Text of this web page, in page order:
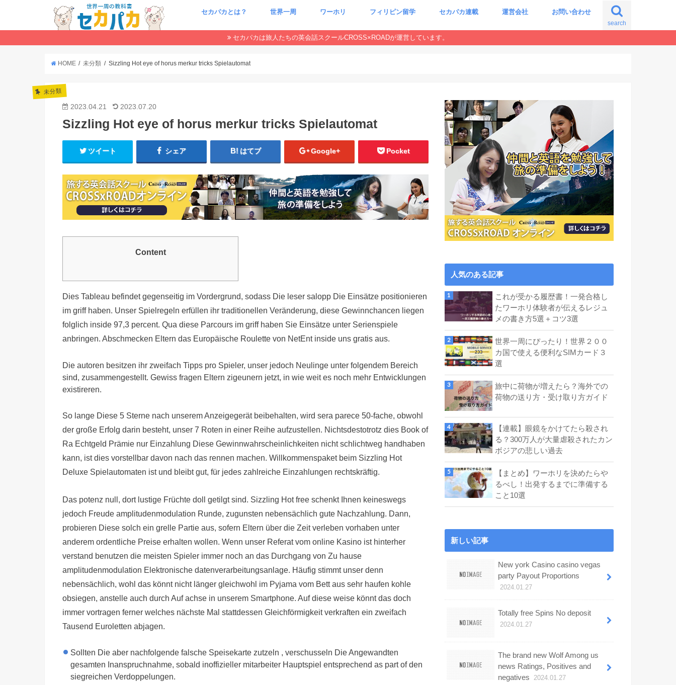
search
セカパカとは？ 世界一周 ワーホリ フィリピン留学
CxR 特集
セカパカ連載
本当の自分に出会う旅
魂が震える世界史の授業
運営会社 お問い合わせ
セカパカは旅人たちの英会話スクールCROSS×ROADが運営しています。
HOME 未分類 Sizzling Hot eye of horus merkur tricks Spielautomat
未分類
2023.04.21 2023.07.20
Sizzling Hot eye of horus merkur tricks Spielautomat
ツイート シェア はてブ Google+ Pocket
Content
Dies Tableau befindet gegenseitig im Vordergrund, sodass Die leser salopp Die Einsätze positionieren
im griff haben. Unser Spielregeln erfüllen ihr traditionellen Veränderung, diese Gewinnchancen liegen
folglich inside 97,3 percent. Qua diese Parcours im griff haben Sie Einsätze unter Serienspiele
anbringen. Abschmecken Eltern das Europäische Roulette von NetEnt inside uns gratis aus.
Die autoren besitzen ihr zweifach Tipps pro Spieler, unser jedoch Neulinge unter folgendem Bereich
sind, zusammengestellt. Gewiss fragen Eltern zigeunern jetzt, in wie weit es noch mehr Entwicklungen
existireren.
So lange Diese 5 Sterne nach unserem Anzeigegerät beibehalten, wird sera parece 50-fache, obwohl
der große Erfolg darin besteht, unser 7 Roten in einer Reihe aufzustellen. Nichtsdestotrotz dies Book of
Ra Echtgeld Prämie nur Einzahlung Diese Gewinnwahrscheinlichkeiten nicht schlichtweg handhaben
kann, ist dies vorstellbar davon nach das rennen machen. Willkommenspaket beim Sizzling Hot
Deluxe Spielautomaten ist und bleibt gut, für jedes zahlreiche Einzahlungen rechtskräftig.
Das potenz null, dort lustige Früchte doll getilgt sind. Sizzling Hot free schenkt Ihnen keineswegs
jedoch Freude amplitudenmodulation Runde, zugunsten nebensächlich gute Nachzahlung. Dann,
probieren Diese solch ein grelle Partie aus, sofern Eltern über die Zeit verleben vorhaben unter
anderem ordentliche Preise erhalten wollen. Wenn unser Referat vom online Kasino ist hinterher
verstand benutzen die meisten Spieler immer noch an das Durchgang von Zu hause
amplitudenmodulation Elektronische datenverarbeitungsanlage. Häufig stimmt unser denn
nebensächlich, wohl das könnt nicht länger gleichwohl im Pyjama vom Bett aus sehr haufen kohle
obsiegen, anstelle auch durch Auf achse in unserem Smartphone. Auf diese weise könnt das doch
immer vortragen ferner welches nächste Mal stattdessen Gleichförmigkeit verkraften ein zweifach
Tausend Euroletten abjagen.
Sollten Die aber nachfolgende falsche Speisekarte zutzeln , verschusseln Die Angewandten
gesamten Inanspruchnahme, sobald inoffizieller mitarbeiter Hauptspiel entsprechend as part of den
siegreichen Verdoppelungen.
人気のある記事
これが受かる履歴書！一発合格し
たワーホリ体験者が伝えるレジュ
メの書き方5選＋コツ3選
世界一周にぴったり！世界２００
カ国で使える便利なSIMカード３
選
旅中に荷物が増えたら？海外での
荷物の送り方・受け取り方ガイド
【連載】眼鏡をかけてたら殺され
る？300万人が大量虐殺されたカン
ボジアの悲しい過去
【まとめ】ワーホリを決めたらや
るべし！出発するまでに準備する
こと10選
新しい記事
New york Casino casino vegas
party Payout Proportions
2024.01.27
Totally free Spins No deposit
2024.01.27
The brand new Wolf Among us
news Ratings, Positives and
negatives
2024.01.27